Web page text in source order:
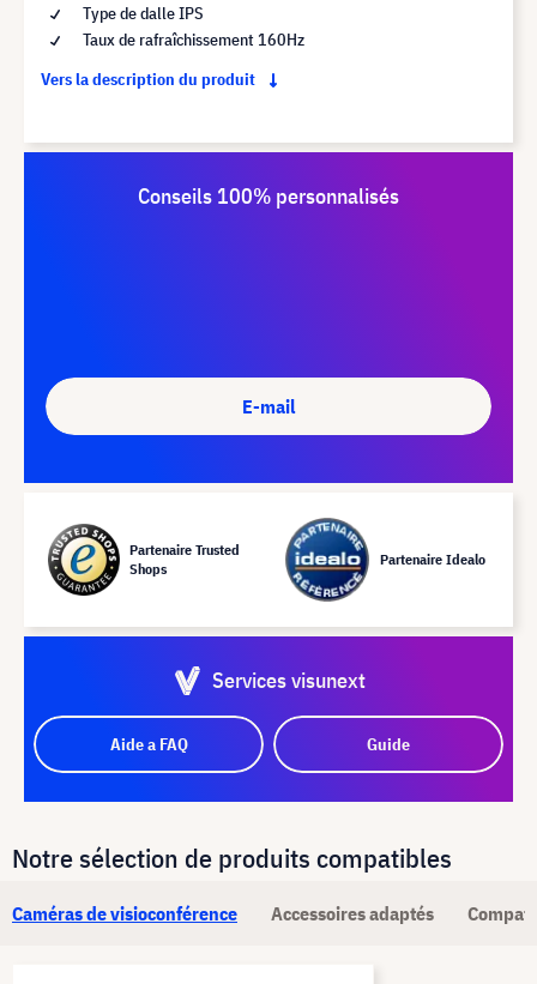
Type de dalle IPS
Taux de rafraîchissement 160Hz
Vers la description du produit
Conseils 100% personnalisés
E-mail
Partenaire Trusted
Shops
Partenaire Idealo
Services visunext
Aide a FAQ Guide
Notre sélection de produits compatibles
Caméras de visioconférence Accessoires adaptés